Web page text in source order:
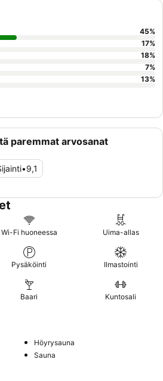
jälkeen. Rauhallisempaa
pyytää huonetta puutarhan
paremmat arvosanat
•9,1
45%
17%
18%
7%
13%
Wi-Fi huoneessa Uima-allas
Pysäköinti Ilmastointi
Baari Kuntosali
Höyrysauna
Sauna